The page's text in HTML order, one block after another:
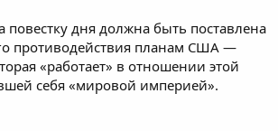
повестку дня должна быть поставлена
противодействия планам США —
«работает» в отношении этой
себя «мировой империей».